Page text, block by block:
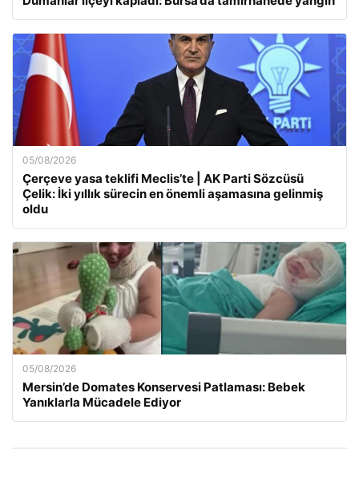
05/08/2026
Çerçeve yasa teklifi Meclis’te | AK Parti Sözcüsü
Çelik: İki yıllık sürecin en önemli aşamasına gelinmiş
oldu
05/08/2026
Mersin’de Domates Konservesi Patlaması: Bebek
Yanıklarla Mücadele Ediyor